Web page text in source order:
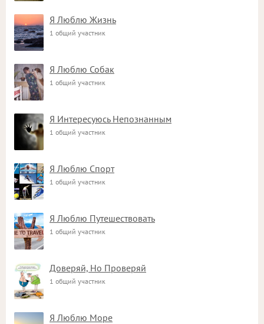
Я Люблю Жизнь
1 общий участник
Я Люблю Собак
1 общий участник
Я Интересуюсь Непознанным
1 общий участник
Я Люблю Спорт
1 общий участник
Я Люблю Путешествовать
1 общий участник
Доверяй, Но Проверяй
1 общий участник
Я Люблю Море